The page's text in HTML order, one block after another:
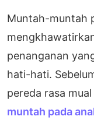
Muntah-muntah
penanganan
hati-hati.
pereda rasa
muntah pada